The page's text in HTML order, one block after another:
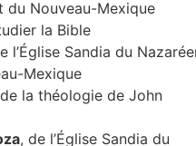
du Nouveau-Mexique
la Bible
l’Église Sandia du
Mexique
la théologie de John
, de l’Église Sandia du